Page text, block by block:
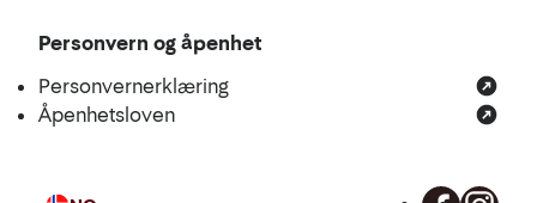
Personvern og åpenhet
Personvernerklæring
Åpenhetsloven